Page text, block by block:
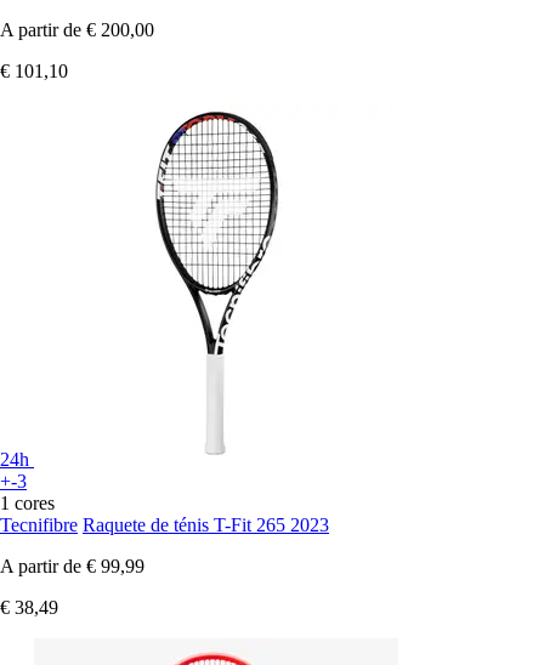
A partir de € 200,00
€ 101,10
24h
+-3
1 cores
Tecnifibre Raquete de ténis T-Fit 265 2023
A partir de € 99,99
€ 38,49